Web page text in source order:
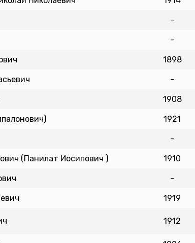
-
-
1898
-
1908
1921
-
(Панилат Иосипович ) 1910
-
1919
1912